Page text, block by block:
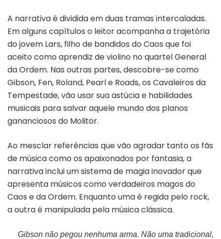
A narrativa é dividida em duas tramas intercaladas.
Em alguns capítulos o leitor acompanha a trajetória
do jovem Lars, filho de bandidos do Caos que foi
aceito como aprendiz de violino no quartel General
da Ordem. Nas outras partes, descobre-se como
Gibson, Fen, Roland, Pearl e Roads, os Cavaleiros da
Tempestade, vão usar sua astúcia e habilidades
musicais para salvar aquele mundo dos planos
gananciosos do Molitor.
Ao mesclar referências que vão agradar tanto os fãs
de música como os apaixonados por fantasia, a
narrativa inclui um sistema de magia inovador que
apresenta músicos como verdadeiros magos do
Caos e da Ordem. Enquanto uma é regida pelo rock,
a outra é manipulada pela música clássica.
Gibson não pegou nenhuma arma. Não uma tradicional,